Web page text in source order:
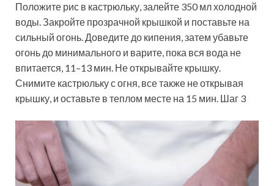
Положите рис в кастрюльку, залейте 350 мл холодной
воды. Закройте прозрачной крышкой и поставьте на
сильный огонь. Доведите до кипения, затем убавьте
огонь до минимального и варите, пока вся вода не
впитается, 11–13 мин. Не открывайте крышку.
Снимите кастрюльку с огня, все также не открывая
крышку, и оставьте в теплом месте на 15 мин. Шаг 3